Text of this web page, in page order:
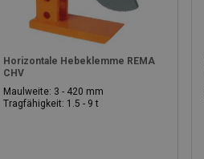
Horizontale Hebeklemme REMA
CHV
Maulweite: 3 - 420 mm
Tragfähigkeit: 1.5 - 9 t